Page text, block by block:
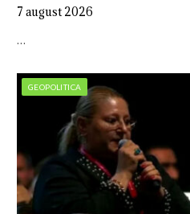
7 august 2026
…
GEOPOLITICA